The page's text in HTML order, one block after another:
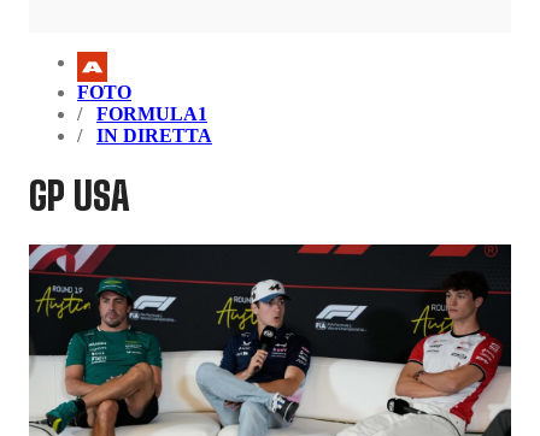
FOTO
FORMULA1
IN DIRETTA
GP USA